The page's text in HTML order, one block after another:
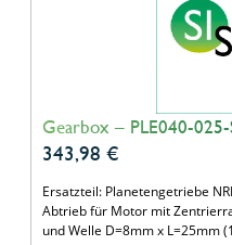
Gearbox – PLE040-025-
343,98 €
Ersatzteil: Planetengetriebe
Abtrieb für Motor mit
und Welle D=8mm x L=25mm